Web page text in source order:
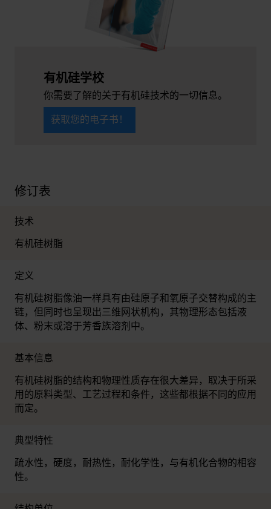
有机硅学校
你需要了解的关于有机硅技术的一切信息。
获取您的电子书！
修订表
技术
有机硅树脂
定义
有机硅树脂像油一样具有由硅原子和氧原子交替构成的主
链，但同时也呈现出三维网状机构，其物理形态包括液
体、粉末或溶于芳香族溶剂中。
基本信息
有机硅树脂的结构和物理性质存在很大差异，取决于所采
用的原料类型、工艺过程和条件，这些都根据不同的应用
而定。
典型特性
疏水性，硬度，耐热性，耐化学性，与有机化合物的相容
性。